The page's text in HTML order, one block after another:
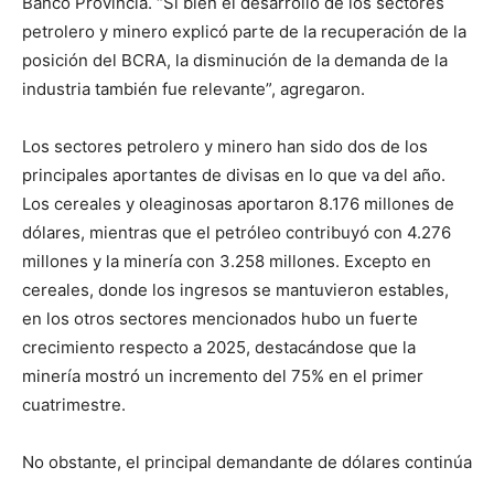
petrolero y minero explicó parte de la recuperación de la
posición del BCRA, la disminución de la demanda de la
industria también fue relevante”, agregaron.
Los sectores petrolero y minero han sido dos de los
principales aportantes de divisas en lo que va del año.
Los cereales y oleaginosas aportaron 8.176 millones de
dólares, mientras que el petróleo contribuyó con 4.276
millones y la minería con 3.258 millones. Excepto en
cereales, donde los ingresos se mantuvieron estables,
en los otros sectores mencionados hubo un fuerte
crecimiento respecto a 2025, destacándose que la
minería mostró un incremento del 75% en el primer
cuatrimestre.
No obstante, el principal demandante de dólares continúa